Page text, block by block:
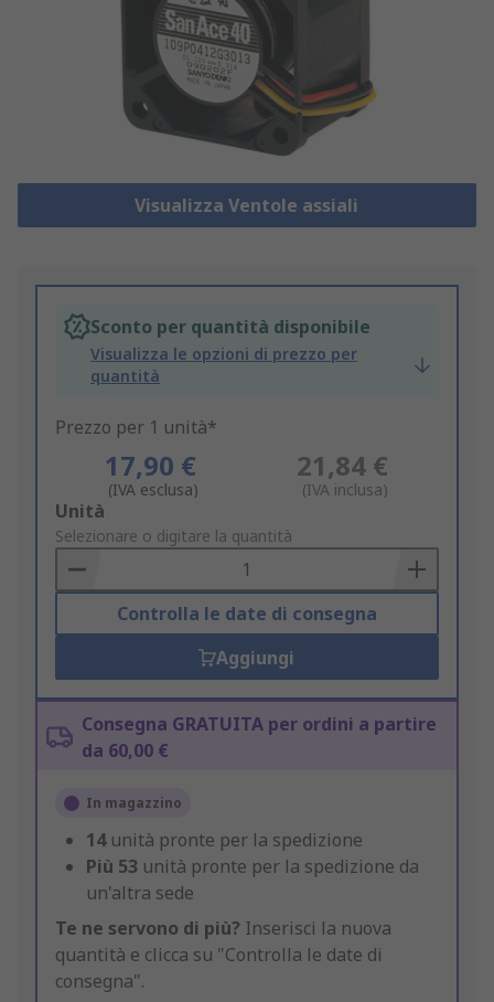
Visualizza Ventole assiali
Sconto per quantità disponibile
Visualizza le opzioni di prezzo per
quantità
Prezzo per 1 unità*
17,90 €
(IVA esclusa)
21,84 €
(IVA inclusa)
Add
to
Basket
Unità
Selezionare o digitare la quantità
Controlla le date di consegna
Aggiungi
Consegna GRATUITA per ordini a partire
da 60,00 €
In magazzino
14 unità pronte per la spedizione
Più 53 unità pronte per la spedizione da
un'altra sede
Te ne servono di più? Inserisci la nuova
quantità e clicca su "Controlla le date di
consegna".